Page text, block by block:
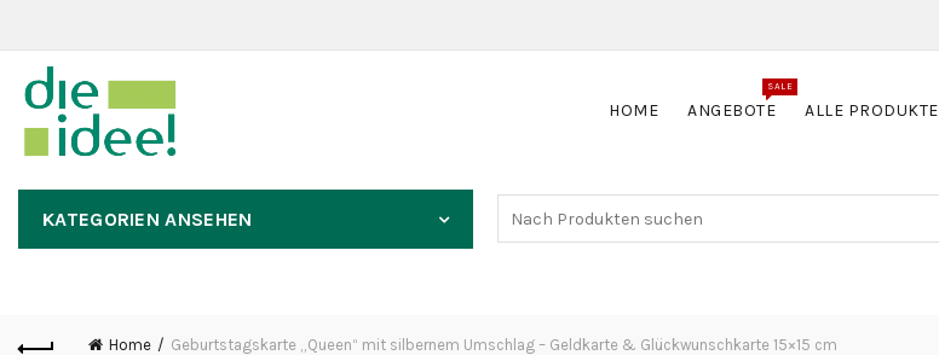
HOME ANGEBOTE
SALE
ALLE PRODUKTE
KATEGORIEN ANSEHEN
Home Geburtstagskarte „Queen“ mit silbernem Umschlag – Geldkarte & Glückwunschkarte 15×15 cm